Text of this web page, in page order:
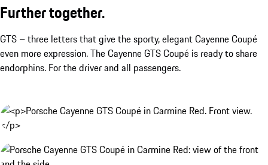
Further together.
GTS – three letters that give the sporty, elegant Cayenne Coupé
even more expression. The Cayenne GTS Coupé is ready to share
endorphins. For the driver and all passengers.